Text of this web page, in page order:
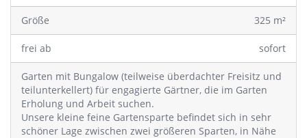
Größe 325 m²
frei ab sofort
Garten mit Bungalow (teilweise überdachter Freisitz und
teilunterkellert) für engagierte Gärtner, die im Garten
Erholung und Arbeit suchen.
Unsere kleine feine Gartensparte befindet sich in sehr
schöner Lage zwischen zwei größeren Sparten, in Nähe